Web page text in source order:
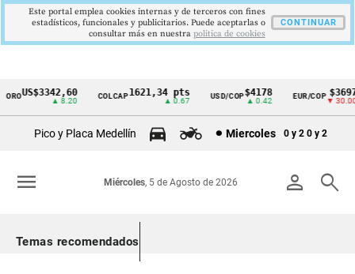
Cintillo
Colombia
US$3342,60
▲ 8.20
COLCAP1621,34 pts
▲ 0.67
USD/COP$4178
▲ 0.42
EUR/COP $3697
▼ 30.00
Pico y Placa Medellín Miercoles 0 y 2 0 y 2
person search
Miércoles, 5 de Agosto de 2026
menu
Temas recomendados
Este portal emplea cookies internas y de terceros con fines
estadísticos, funcionales y publicitarios. Puede aceptarlas o
consultar más en nuestra politica de cookies
CONTINUAR